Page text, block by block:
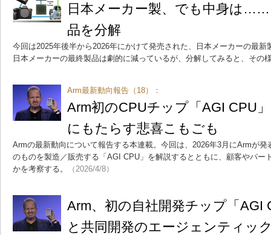
日本メーカー製、でも中身は
品を分解
今回は2025年後半から2026年にかけて発売された、日本メーカーの最新
日本メーカーの最終製品は劇的に減っているが、分解してみると、その
Arm最新動向報告（18）：
Arm初のCPUチップ「AGI CPU
にもたらす悲喜こもごも
Armの最新動向について報告する本連載。今回は、2026年3月にArmが
のものを製造／販売する「AGI CPU」を解説するとともに、顧客やパー
かを考察する。
（2026/4/8）
Arm、初の自社開発チップ「
と共同開発のエージェンティッ